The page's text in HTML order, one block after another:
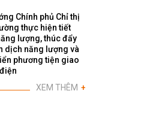
Chính phủ Chỉ thị
thực hiện tiết
lượng, thúc đẩy
dịch năng lượng và
phương tiện giao
XEM THÊM +